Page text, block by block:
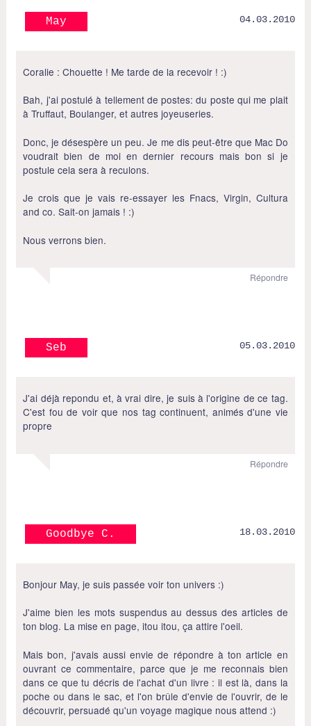
May 04.03.2010
Coralie : Chouette ! Me tarde de la recevoir ! :)
Bah, j'ai postulé à tellement de postes: du poste qui me plait
à Truffaut, Boulanger, et autres joyeuseries.
Donc, je désespère un peu. Je me dis peut-être que Mac Do
voudrait bien de moi en dernier recours mais bon si je
postule cela sera à reculons.
Je crois que je vais re-essayer les Fnacs, Virgin, Cultura
and co. Sait-on jamais ! :)
Nous verrons bien.
Répondre
Seb 05.03.2010
J'ai déjà repondu et, à vrai dire, je suis à l'origine de ce tag.
C'est fou de voir que nos tag continuent, animés d'une vie
propre
Répondre
Goodbye C. 18.03.2010
Bonjour May, je suis passée voir ton univers :)
J'aime bien les mots suspendus au dessus des articles de
ton blog. La mise en page, itou itou, ça attire l'oeil.
Mais bon, j'avais aussi envie de répondre à ton article en
ouvrant ce commentaire, parce que je me reconnais bien
dans ce que tu décris de l'achat d'un livre : il est là, dans la
poche ou dans le sac, et l'on brûle d'envie de l'ouvrir, de le
découvrir, persuadé qu'un voyage magique nous attend :)